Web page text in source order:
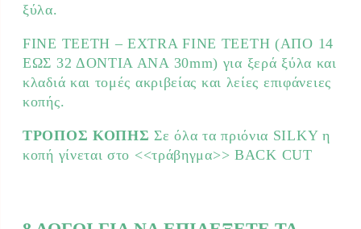
ξύλα.
FINE TEETH – EXTRA FINE TEETH (ΑΠΟ 14
ΕΩΣ 32 ΔΟΝΤΙΑ ΑΝΑ 30mm) για ξερά ξύλα και
κλαδιά και τομές ακριβείας και λείες επιφάνειες
κοπής.
ΤΡΟΠΟΣ ΚΟΠΗΣ Σε όλα τα πριόνια SILKY η
κοπή γίνεται στο <<τράβηγμα>> BACK CUT